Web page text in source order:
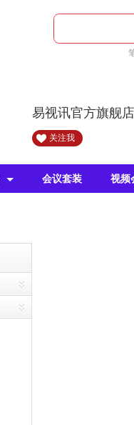
易视讯官方旗舰店
关注我
会议套装 视频